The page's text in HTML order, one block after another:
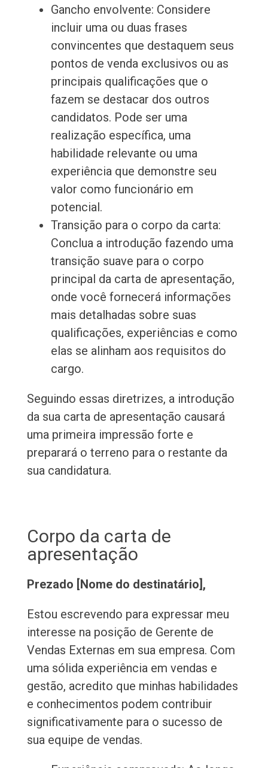
Gancho envolvente: Considere
incluir uma ou duas frases
convincentes que destaquem seus
pontos de venda exclusivos ou as
principais qualificações que o
fazem se destacar dos outros
candidatos. Pode ser uma
realização específica, uma
habilidade relevante ou uma
experiência que demonstre seu
valor como funcionário em
potencial.
Transição para o corpo da carta:
Conclua a introdução fazendo uma
transição suave para o corpo
principal da carta de apresentação,
onde você fornecerá informações
mais detalhadas sobre suas
qualificações, experiências e como
elas se alinham aos requisitos do
cargo.
Seguindo essas diretrizes, a introdução
da sua carta de apresentação causará
uma primeira impressão forte e
preparará o terreno para o restante da
sua candidatura.
Corpo da carta de
apresentação
Prezado [Nome do destinatário],
Estou escrevendo para expressar meu
interesse na posição de Gerente de
Vendas Externas em sua empresa. Com
uma sólida experiência em vendas e
gestão, acredito que minhas habilidades
e conhecimentos podem contribuir
significativamente para o sucesso de
sua equipe de vendas.